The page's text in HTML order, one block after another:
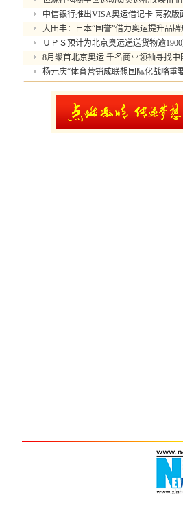
中信银行推出VISA奥运借记卡 两款版
大田丰：日本“国誉”借力奥运提升品牌
ＵＰＳ预计为北京奥运递送货物逾
8月聚首北京奥运 千名商业领袖寻找中
杨元庆“体育营销成联想国际化战略重